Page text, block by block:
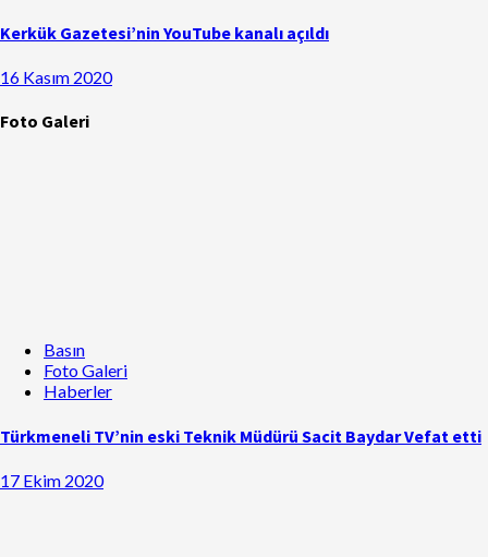
Kerkük Gazetesi’nin YouTube kanalı açıldı
16 Kasım 2020
Foto Galeri
Basın
Foto Galeri
Haberler
Türkmeneli TV’nin eski Teknik Müdürü Sacit Baydar Vefat etti
17 Ekim 2020